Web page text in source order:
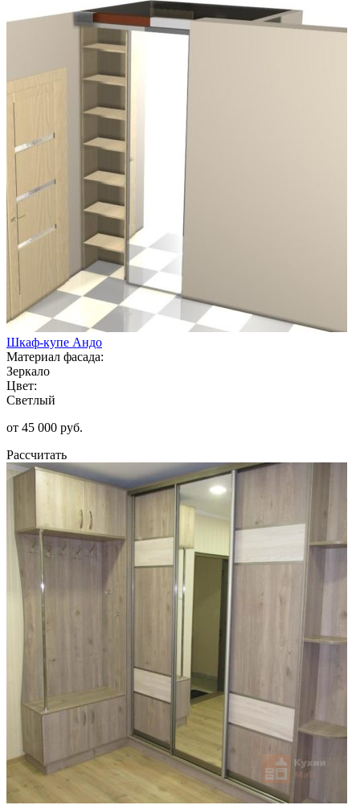
Шкаф-купе Андо
Материал фасада:
Зеркало
Цвет:
Светлый
от 45 000 руб.
Рассчитать